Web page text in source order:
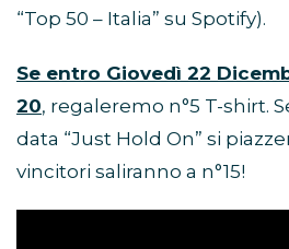
“Top 50 – Italia” su Spotify).
Se entro Giovedì 22
20, regaleremo n°5 T-shirt.
data “Just Hold On” si
vincitori saliranno a n°15!